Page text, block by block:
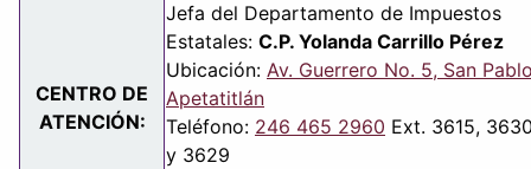
CENTRO DE
ATENCIÓN:
Jefa del Departamento de Impuestos
Estatales: C.P. Yolanda Carrillo Pérez
Ubicación: Av. Guerrero No. 5, San
Apetatitlán
Teléfono: 246 465 2960 Ext. 3615,
y 3629